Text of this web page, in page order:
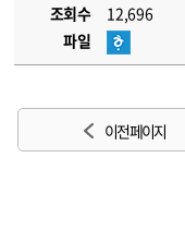
조회수
12,696
파일
이전 페이지